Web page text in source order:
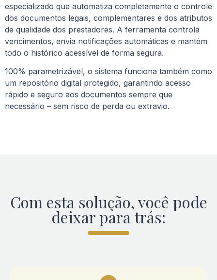
especializado que automatiza completamente o controle
dos documentos legais, complementares e dos atributos
de qualidade dos prestadores. A ferramenta controla
vencimentos, envia notificações automáticas e mantém
todo o histórico acessível de forma segura.
100% parametrizável, o sistema funciona também como
um repositório digital protegido, garantindo acesso
rápido e seguro aos documentos sempre que
necessário – sem risco de perda ou extravio.
Com esta solução, você pode
deixar para trás: